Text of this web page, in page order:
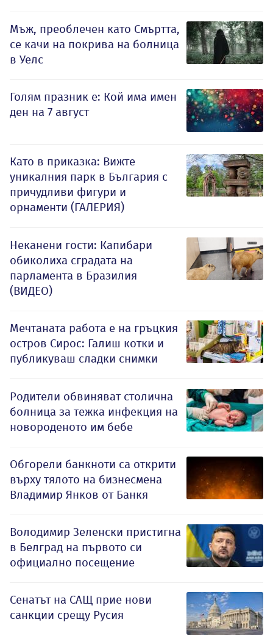
Мъж, преоблечен като Смъртта,
се качи на покрива на болница
в Уелс
Голям празник е: Кой има имен
ден на 7 август
Като в приказка: Вижте
уникалния парк в България с
причудливи фигури и
орнаменти (ГАЛЕРИЯ)
Неканени гости: Капибари
обиколиха сградата на
парламента в Бразилия
(ВИДЕО)
Мечтаната работа е на гръцкия
остров Сирос: Галиш котки и
публикуваш сладки снимки
Родители обвиняват столична
болница за тежка инфекция на
новороденото им бебе
Обгорели банкноти са открити
върху тялото на бизнесмена
Владимир Янков от Банкя
Володимир Зеленски пристигна
в Белград на първото си
официално посещение
Сенатът на САЩ прие нови
санкции срещу Русия